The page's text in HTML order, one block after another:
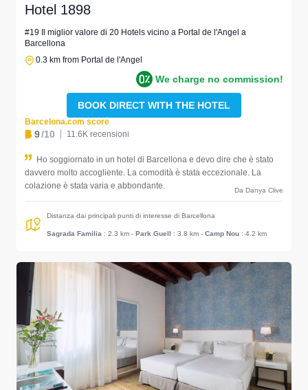
Hotel 1898
#19 Il miglior valore di 20 Hotels vicino a Portal de l'Angel a
Barcellona
0.3 km from Portal de l'Angel
We charge no commission!
BOOK DIRECT WITH THE HOTEL
Barcelona.com score
9/10 11.6K recensioni
Ho soggiornato in un hotel di Barcellona e devo dire che è stato
davvero molto accogliente. La comodità è stata eccezionale. La
colazione è stata varia e abbondante.
Da Danya Clive
Distanza dai principali punti di interesse di Barcellona
Sagrada Familia : 2.3 km - Park Guell : 3.8 km - Camp Nou : 4.2 km